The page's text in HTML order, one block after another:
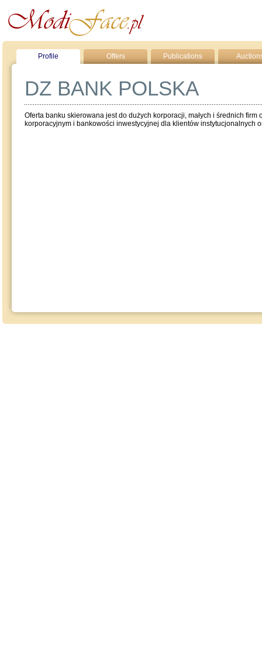
Profile Offers Publications
DZ BANK POLSKA
Oferta banku skierowana jest do dużych korporacji, małych i średnich
korporacyjnym i bankowości inwestycyjnej dla klientów instytucjonalnych